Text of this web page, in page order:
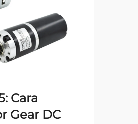
Cara
Gear DC